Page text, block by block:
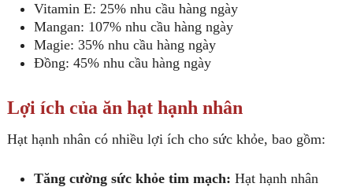
Vitamin E: 25% nhu cầu hàng ngày
Mangan: 107% nhu cầu hàng ngày
Magie: 35% nhu cầu hàng ngày
Đồng: 45% nhu cầu hàng ngày
Lợi ích của ăn hạt hạnh nhân
Hạt hạnh nhân có nhiều lợi ích cho sức khỏe, bao gồm:
Tăng cường sức khỏe tim mạch: Hạt hạnh nhân